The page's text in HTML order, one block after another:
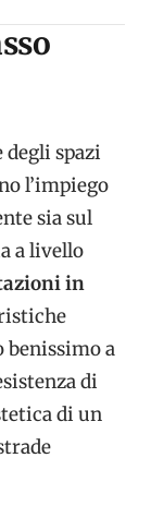
spazi
l’impiego
sia sul
a livello
in
benissimo a
di
di un